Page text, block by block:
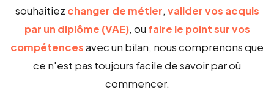
souhaitiez changer de métier, valider vos acquis
par un diplôme (VAE), ou faire le point sur vos
compétencesavec un bilan, nous comprenons que
ce n'est pas toujours facile de savoir par où
commencer.